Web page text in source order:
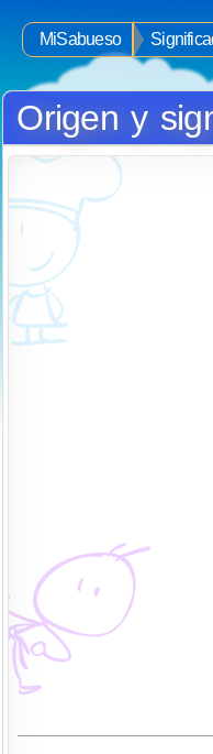
MiSabueso
Origen y